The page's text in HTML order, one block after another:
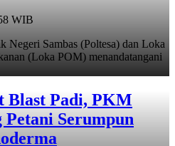
WIB
Negeri Sambas (Poltesa) dan Loka
(Loka POM) menandatangani
Blast Padi, PKM
Petani Serumpun